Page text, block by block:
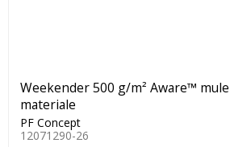
Weekender 500 g/m² Aware™
materiale
PF Concept
12071290-26